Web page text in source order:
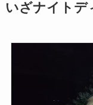
いざナイトデ